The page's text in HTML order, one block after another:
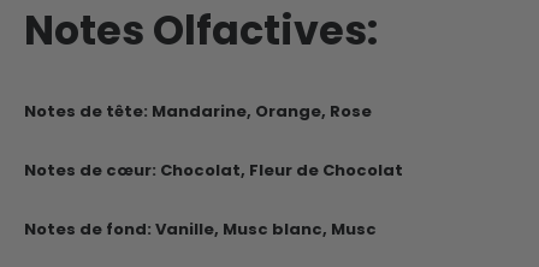
Notes Olfactives:
Notes de tête: Mandarine, Orange, Rose
Notes de cœur: Chocolat, Fleur de Chocolat
Notes de fond: Vanille, Musc blanc, Musc